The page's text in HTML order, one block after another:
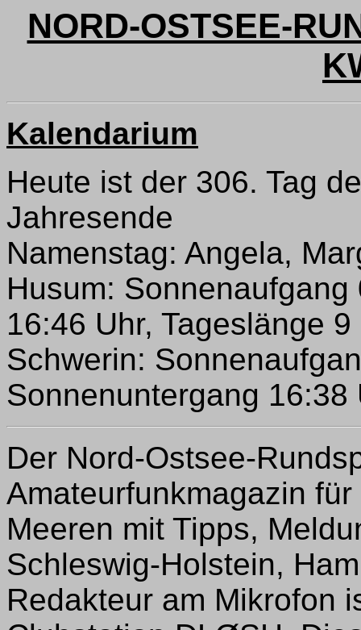
NORD-OSTSEE-
Kalendarium
Heute ist der 306. Tag
Jahresende
Namenstag: Angela,
Husum:
16:46 Uhr, Tageslänge
Schwerin:
Sonnenuntergang 16:38
Der Nord-Ostsee-
Amateurfunkmagazin
Meeren mit Tipps,
Schleswig-Holstein,
Redakteur am Mikrofon